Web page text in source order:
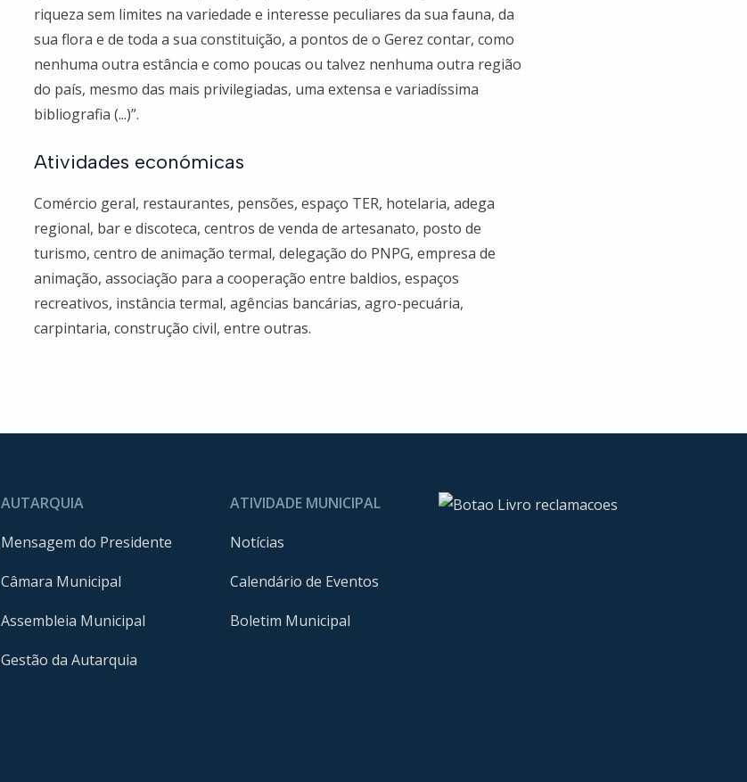
riqueza sem limites na variedade e interesse peculiares da sua fauna, da
sua flora e de toda a sua constituição, a pontos de o Gerez contar, como
nenhuma outra estância e como poucas ou talvez nenhuma outra região
do país, mesmo das mais privilegiadas, uma extensa e variadíssima
bibliografia (...)”.
Atividades económicas
Comércio geral, restaurantes, pensões, espaço TER, hotelaria, adega
regional, bar e discoteca, centros de venda de artesanato, posto de
turismo, centro de animação termal, delegação do PNPG, empresa de
animação, associação para a cooperação entre baldios, espaços
recreativos, instância termal, agências bancárias, agro-pecuária,
carpintaria, construção civil, entre outras.
AUTARQUIA
Mensagem do Presidente
Câmara Municipal
Assembleia Municipal
Gestão da Autarquia
ATIVIDADE MUNICIPAL
Notícias
Calendário de Eventos
Boletim Municipal